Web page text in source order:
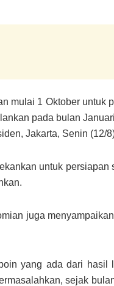
mulai 1 Oktober untuk
pada bulan
Jakarta, Senin (12/
untuk
juga
yang ada dari hasil
sejak